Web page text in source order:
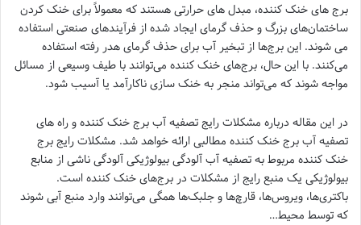
برج‌ های خنک کننده، مبدل‌ های حرارتی هستند که معمولاً برای خنک کردن
ساختمان‌های بزرگ و حذف گرمای ایجاد شده از فرآیندهای صنعتی استفاده
می شوند. این برج‌ها از تبخیر آب برای حذف گرمای هدر رفته استفاده
می‌کنند. با این حال، برج‌های خنک کننده می‌توانند با طیف وسیعی از مسائل
مواجه شوند که می‌تواند منجر به خنک سازی ناکارآمد یا آسیب شود.
در این مقاله درباره مشکلات رایج تصفیه آب برج خنک کننده و راه‌ های
تصفیه آب برج خنک کننده مطالبی ارائه خواهد شد. مشکلات رایج برج
خنک کننده مربوط به تصفیه آب آلودگی بیولوژیکی آلودگی ناشی از منابع
بیولوژیکی یک منبع رایج از مشکلات در برج‌های خنک کننده است.
باکتری‌ها، ویروس‌ها، قارچ‌ها و جلبک‌ها همگی می‌توانند وارد منبع آبی شوند
که توسط محیط…